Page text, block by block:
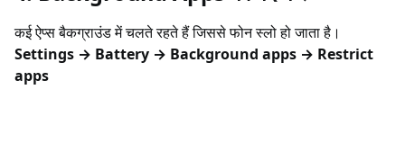
कई ऐप्स बैकग्राउंड में चलते रहते हैं जिससे फोन स्लो हो जाता है।
Settings → Battery → Background apps → Restrict
apps